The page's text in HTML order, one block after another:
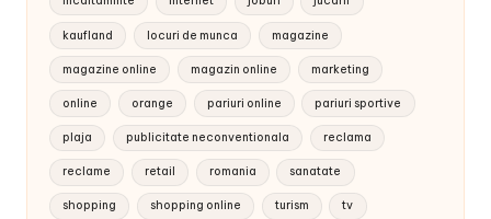
kaufland locuri de munca magazine
magazine online magazin online marketing
online orange pariuri online pariuri sportive
plaja publicitate neconventionala reclama
reclame retail romania sanatate
shopping shopping online turism tv